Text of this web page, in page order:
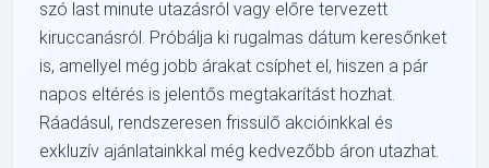
szó last minute utazásról vagy előre tervezett
kiruccanásról. Próbálja ki rugalmas dátum keresőnket
is, amellyel még jobb árakat csíphet el, hiszen a pár
napos eltérés is jelentős megtakarítást hozhat.
Ráadásul, rendszeresen frissülő akcióinkkal és
exkluzív ajánlatainkkal még kedvezőbb áron utazhat.